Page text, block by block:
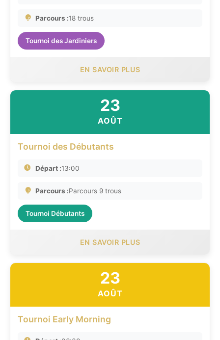
Parcours :18 trous
Tournoi des Jardiniers
EN SAVOIR PLUS
23
AOÛT
Tournoi des Débutants
Départ :13:00
Parcours :Parcours 9 trous
Tournoi Débutants
EN SAVOIR PLUS
23
AOÛT
Tournoi Early Morning